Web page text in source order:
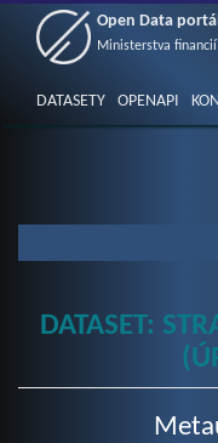
Open Data
Ministerstva
DATASETY OPENAPI
DATASET: